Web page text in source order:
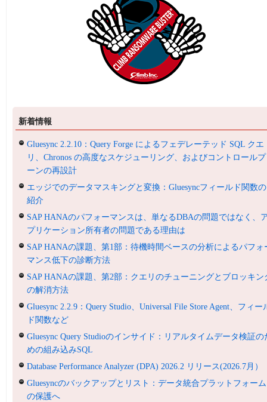
新着情報
Gluesync 2.2.10：Query Forge によるフェデレーテッド SQL クエ
リ、Chronos の高度なスケジューリング、およびコントロール
ーンの再設計
エッジでのデータマスキングと変換：Gluesyncフィールド関数の
紹介
SAP HANAのパフォーマンスは、単なるDBAの問題ではなく、
プリケーション所有者の問題である理由は
SAP HANAの課題、第1部：待機時間ベースの分析によるパフォ
マンス低下の診断方法
SAP HANAの課題、第2部：クエリのチューニングとブロッキン
の解消方法
Gluesync 2.2.9：Query Studio、Universal File Store Agent、フィー
ド関数など
Gluesync Query Studioのインサイド：リアルタイムデータ検証の
めの組み込みSQL
Database Performance Analyzer (DPA) 2026.2 リリース(2026.7月）
Gluesyncのバックアップとリスト：データ統合プラットフォーム
の保護へ